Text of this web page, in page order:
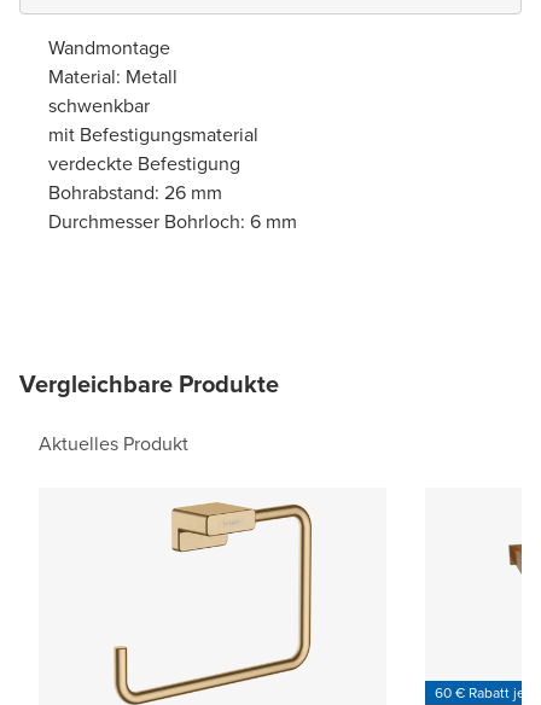
Wandmontage
Material: Metall
schwenkbar
mit Befestigungsmaterial
verdeckte Befestigung
Bohrabstand: 26 mm
Durchmesser Bohrloch: 6 mm
Vergleichbare Produkte
Aktuelles Produkt
60 € Rabatt je